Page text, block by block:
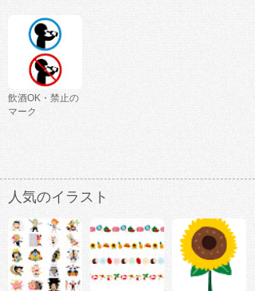
飲酒OK・禁止の
マーク
人気のイラスト